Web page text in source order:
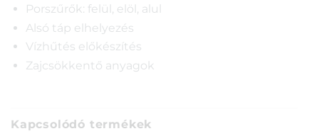
Porszűrők: felül, elöl, alul
Alsó táp elhelyezés
Vízhűtés előkészítés
Zajcsökkentő anyagok
Kapcsolódó termékek